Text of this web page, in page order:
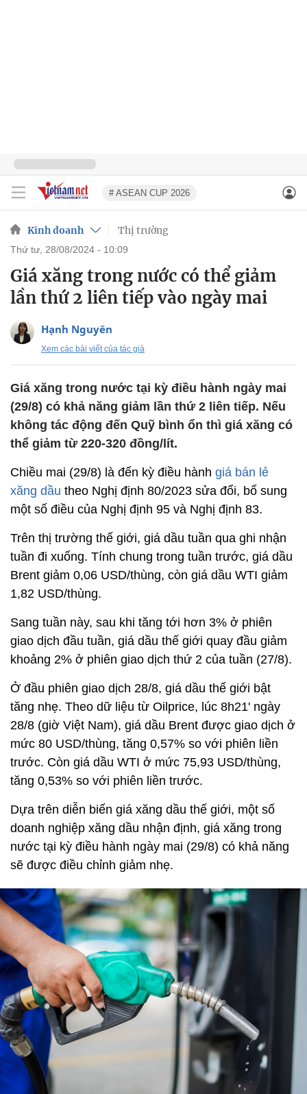
# ASEAN CUP 2026
Kinh doanh Thị trường
thứ tư, 28/08/2024 - 10:09
Giá xăng trong nước có thể giảm
lần thứ 2 liên tiếp vào ngày mai
Hạnh Nguyên
Xem các bài viết của tác giả
Giá xăng trong nước tại kỳ điều hành ngày mai
(29/8) có khả năng giảm lần thứ 2 liên tiếp. Nếu
không tác động đến Quỹ bình ổn thì giá xăng có
thể giảm từ 220-320 đồng/lít.
Chiều mai (29/8) là đến kỳ điều hành giá bán lẻ
xăng dầu theo Nghị định 80/2023 sửa đổi, bổ sung
một số điều của Nghị định 95 và Nghị định 83.
Trên thị trường thế giới, giá dầu tuần qua ghi nhận
tuần đi xuống. Tính chung trong tuần trước, giá dầu
Brent giảm 0,06 USD/thùng, còn giá dầu WTI giảm
1,82 USD/thùng.
Sang tuần này, sau khi tăng tới hơn 3% ở phiên
giao dịch đầu tuần, giá dầu thế giới quay đầu giảm
khoảng 2% ở phiên giao dịch thứ 2 của tuần (27/8).
Ở đầu phiên giao dịch 28/8, giá dầu thế giới bật
tăng nhẹ. Theo dữ liệu từ Oilprice, lúc 8h21' ngày
28/8 (giờ Việt Nam), giá dầu Brent được giao dịch ở
mức 80 USD/thùng, tăng 0,57% so với phiên liền
trước. Còn giá dầu WTI ở mức 75,93 USD/thùng,
tăng 0,53% so với phiên liền trước.
Dựa trên diễn biến giá xăng dầu thế giới, một số
doanh nghiệp xăng dầu nhận định, giá xăng trong
nước tại kỳ điều hành ngày mai (29/8) có khả năng
sẽ được điều chỉnh giảm nhẹ.